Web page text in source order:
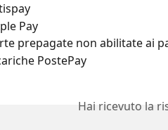
Pay
prepagate non abilitate ai
PostePay
Hai ricevuto la